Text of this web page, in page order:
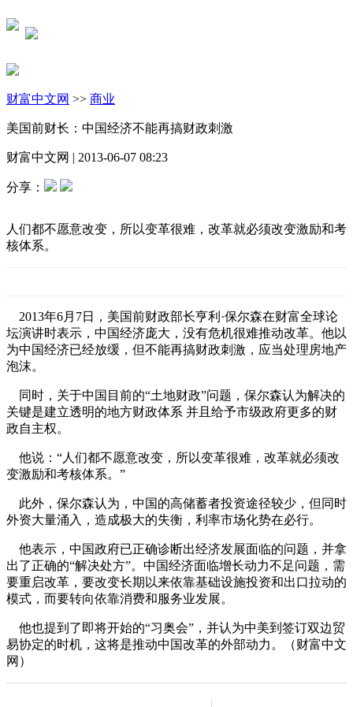
财富中文网 >> 商业
美国前财长：中国经济不能再搞财政刺激
财富中文网 | 2013-06-07 08:23
分享：
人们都不愿意改变，所以变革很难，改革就必须改变激励和考
核体系。
2013年6月7日，美国前财政部长亨利·保尔森在财富全球论
坛演讲时表示，中国经济庞大，没有危机很难推动改革。他以
为中国经济已经放缓，但不能再搞财政刺激，应当处理房地产
泡沫。
同时，关于中国目前的“土地财政”问题，保尔森认为解决的
关键是建立透明的地方财政体系 并且给予市级政府更多的财
政自主权。
他说：“人们都不愿意改变，所以变革很难，改革就必须改
变激励和考核体系。”
此外，保尔森认为，中国的高储蓄者投资途径较少，但同时
外资大量涌入，造成极大的失衡，利率市场化势在必行。
他表示，中国政府已正确诊断出经济发展面临的问题，并拿
出了正确的“解决处方”。中国经济面临增长动力不足问题，需
要重启改革，要改变长期以来依靠基础设施投资和出口拉动的
模式，而要转向依靠消费和服务业发展。
他也提到了即将开始的“习奥会”，并认为中美到签订双边贸
易协定的时机，这将是推动中国改革的外部动力。（财富中文
网）